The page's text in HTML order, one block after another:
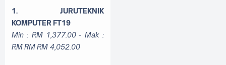
1. JURUTEKNIK
KOMPUTER FT19
Min : RM 1,377.00 - Mak :
RM RM RM 4,052.00